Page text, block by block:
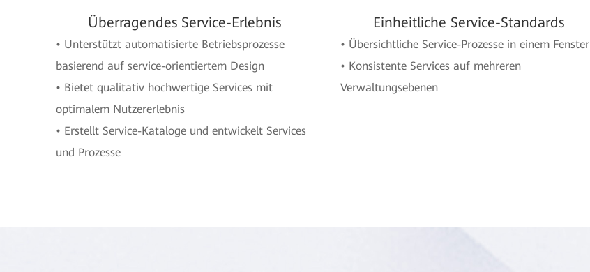
Überragendes Service-Erlebnis
• Unterstützt automatisierte Betriebsprozesse
basierend auf service-orientiertem Design
• Bietet qualitativ hochwertige Services mit
optimalem Nutzererlebnis
• Erstellt Service-Kataloge und entwickelt Services
und Prozesse
Einheitliche Service-Standards
• Übersichtliche Service-Prozesse in einem Fenster
• Konsistente Services auf mehreren
Verwaltungsebenen